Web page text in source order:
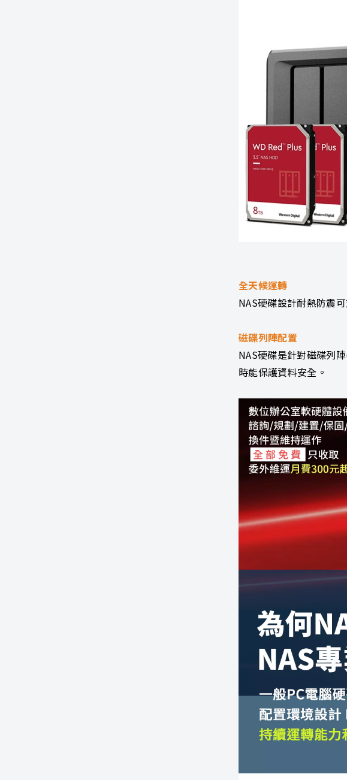
全天候運轉
NAS硬碟設計耐熱防震
磁碟列陣配置
NAS硬碟是針對磁碟列
時能保護資料安全。